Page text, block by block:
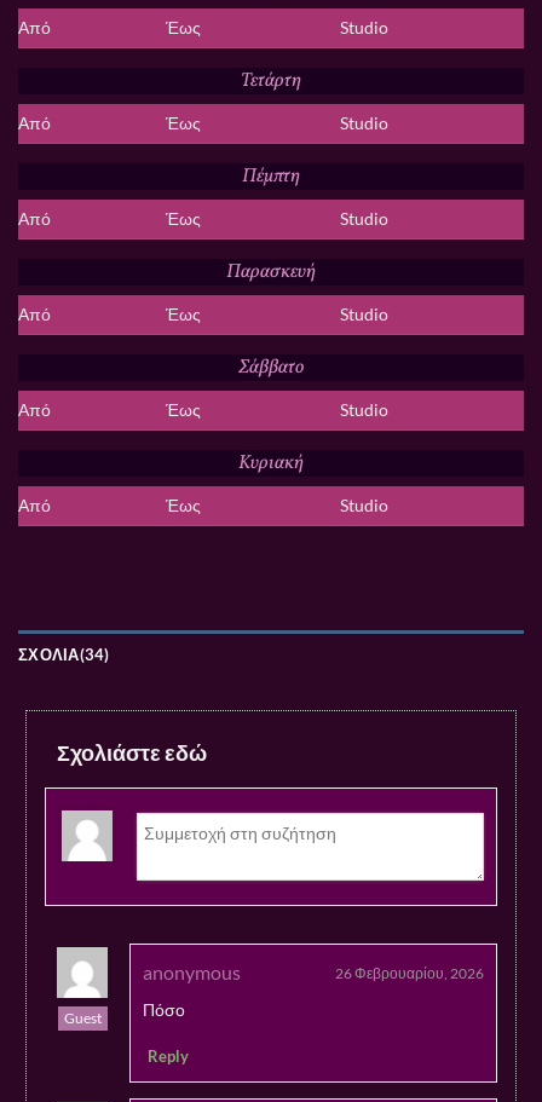
Από Έως Studio
Τετάρτη
Από Έως Studio
Πέμπτη
Από Έως Studio
Παρασκευή
Από Έως Studio
Σάββατο
Από Έως Studio
Κυριακή
Από Έως Studio
ΣΧΌΛΙΑ(34)
Σχολιάστε εδώ
Guest
anonymous 26 Φεβρουαρίου, 2026
Πόσο
Reply